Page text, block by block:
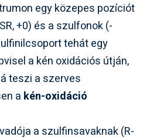
egy közepes pozíciót
+0) és a szulfonok (-
tehát egy
a kén oxidációs útján,
teszi a szerves
a kén-oxidáció
a szulfinsavaknak (R-